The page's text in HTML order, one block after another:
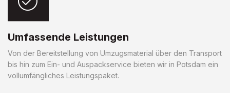
Umfassende Leistungen
Von der Bereitstellung von Umzugsmaterial über den Transport
bis hin zum Ein- und Auspackservice bieten wir in Potsdam ein
vollumfängliches Leistungspaket.